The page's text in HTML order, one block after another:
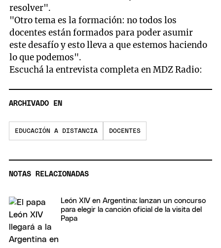
resolver".
"Otro tema es la formación: no todos los
docentes están formados para poder asumir
este desafío y esto lleva a que estemos haciendo
lo que podemos".
Escuchá la entrevista completa en MDZ Radio:
ARCHIVADO EN
EDUCACIÓN A DISTANCIA DOCENTES
NOTAS RELACIONADAS
León XIV en Argentina: lanzan un concurso
para elegir la canción oficial de la visita del
Papa